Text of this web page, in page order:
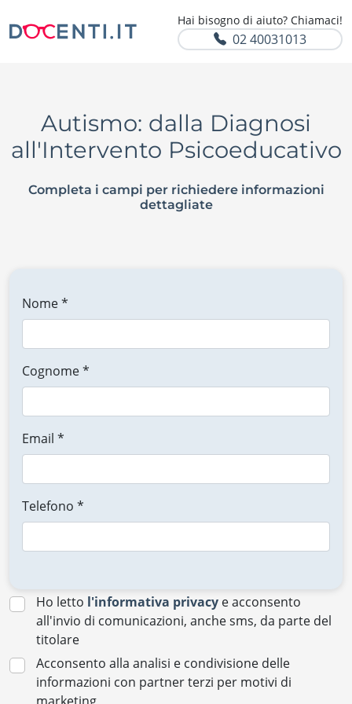
Hai bisogno di aiuto? Chiamaci!
02 40031013
Autismo: dalla Diagnosi
all'Intervento Psicoeducativo
Completa i campi per richiedere informazioni
dettagliate
Nome *
Cognome *
Email *
Telefono *
Ho letto l'informativa privacy e acconsento
all'invio di comunicazioni, anche sms, da parte del
titolare
Acconsento alla analisi e condivisione delle
informazioni con partner terzi per motivi di